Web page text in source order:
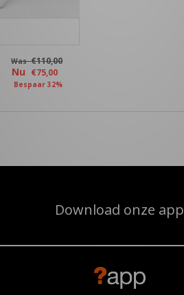
Was€110,00
Nu €75,00
Bespaar 32%
Download onze app